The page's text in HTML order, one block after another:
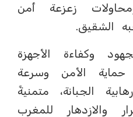
زعزعة أمن
الشقيق.
وكفاءة الأجهزة
حماية الأمن وسرعة
الجبانة، متمنيةً
والازدهار للمغرب